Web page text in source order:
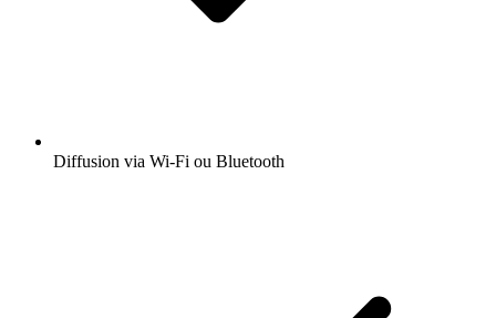
Diffusion via Wi-Fi ou Bluetooth